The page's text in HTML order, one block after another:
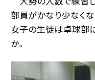
部員がかなり少なく
女子の生徒は卓球部
か。